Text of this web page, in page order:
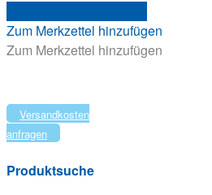
Produktseite
gewählt
Zum Merkzettel hinzufügen
Zum Merkzettel hinzufügen
Versandkosten
anfragen
Produktsuche